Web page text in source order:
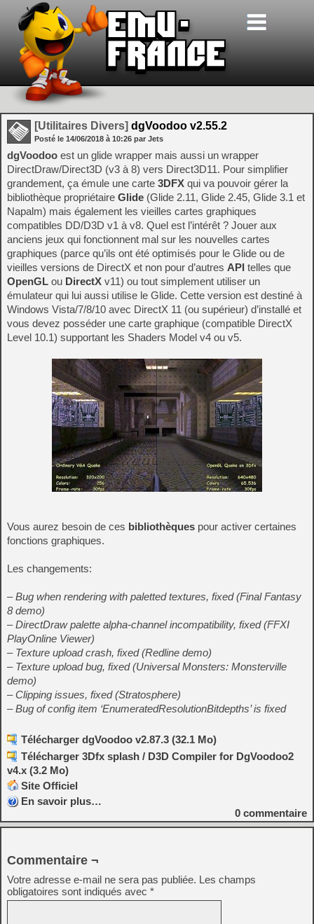
[Utilitaires Divers] dgVoodoo v2.55.2
Posté le 14/06/2018 à 10:26 par Jets
dgVoodoo est un glide wrapper mais aussi un wrapper
DirectDraw/Direct3D (v3 à 8) vers Direct3D11. Pour simplifier
grandement, ça émule une carte 3DFX qui va pouvoir gérer la
bibliothèque propriétaire Glide (Glide 2.11, Glide 2.45, Glide 3.1 et
Napalm) mais également les vieilles cartes graphiques
compatibles DD/D3D v1 à v8. Quel est l’intérêt ? Jouer aux
anciens jeux qui fonctionnent mal sur les nouvelles cartes
graphiques (parce qu’ils ont été optimisés pour le Glide ou de
vieilles versions de DirectX et non pour d’autres API telles que
OpenGL ou DirectX v11) ou tout simplement utiliser un
émulateur qui lui aussi utilise le Glide. Cette version est destiné à
Windows Vista/7/8/10 avec DirectX 11 (ou supérieur) d’installé et
vous devez posséder une carte graphique (compatible DirectX
Level 10.1) supportant les Shaders Model v4 ou v5.
Vous aurez besoin de ces bibliothèques pour activer certaines
fonctions graphiques.
Les changements:
– Bug when rendering with paletted textures, fixed (Final Fantasy
8 demo)
– DirectDraw palette alpha-channel incompatibility, fixed (FFXI
PlayOnline Viewer)
– Texture upload crash, fixed (Redline demo)
– Texture upload bug, fixed (Universal Monsters: Monsterville
demo)
– Clipping issues, fixed (Stratosphere)
– Bug of config item ‘EnumeratedResolutionBitdepths’ is fixed
Télécharger dgVoodoo v2.87.3 (32.1 Mo)
Télécharger 3Dfx splash / D3D Compiler for DgVoodoo2
v4.x (3.2 Mo)
Site Officiel
En savoir plus…
0 commentaire
Commentaire ¬
Votre adresse e-mail ne sera pas publiée. Les champs
obligatoires sont indiqués avec *